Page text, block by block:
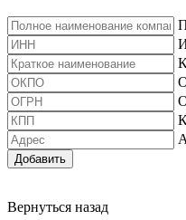
Добавить
Вернуться назад